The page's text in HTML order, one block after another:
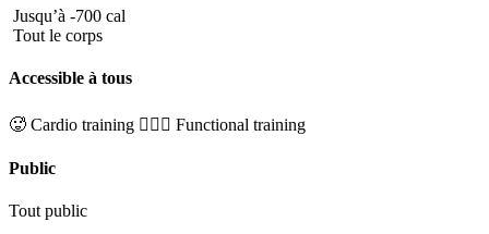
Jusqu’à -700 cal
Tout le corps
Accessible à tous
🥵 Cardio training 🏋🏼‍♂️ Functional training
Public
Tout public